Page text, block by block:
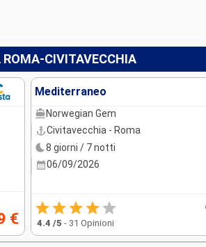
ROMA-CIVITAVECCHIA
€
Mediterraneo
Norwegian Gem
Civitavecchia - Roma
8 giorni / 7 notti
06/09/2026
4.4 /5 - 31 Opinioni